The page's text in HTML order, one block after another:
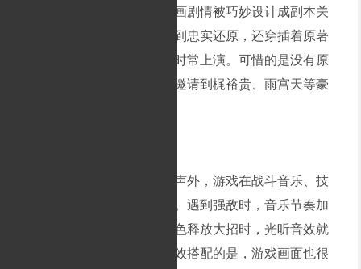
面，它几乎做到了完美。漫画剧情被巧妙设计成副本关
卡，人物技能也在游戏里得到忠实还原，还穿插着原著
经典场景对话，各种名场面时常上演。可惜的是没有原
版声优献声，希望正式版能邀请到梶裕贵、雨宫天等豪
除了没有原著动画声优献声外，游戏在战斗音乐、技
能音效等听觉方面做得很棒。遇到强敌时，音乐节奏加
快，直冲击玩家的耳朵。角色释放大招时，光听音效就
能想象出威力有多大。和音效搭配的是，游戏画面也很